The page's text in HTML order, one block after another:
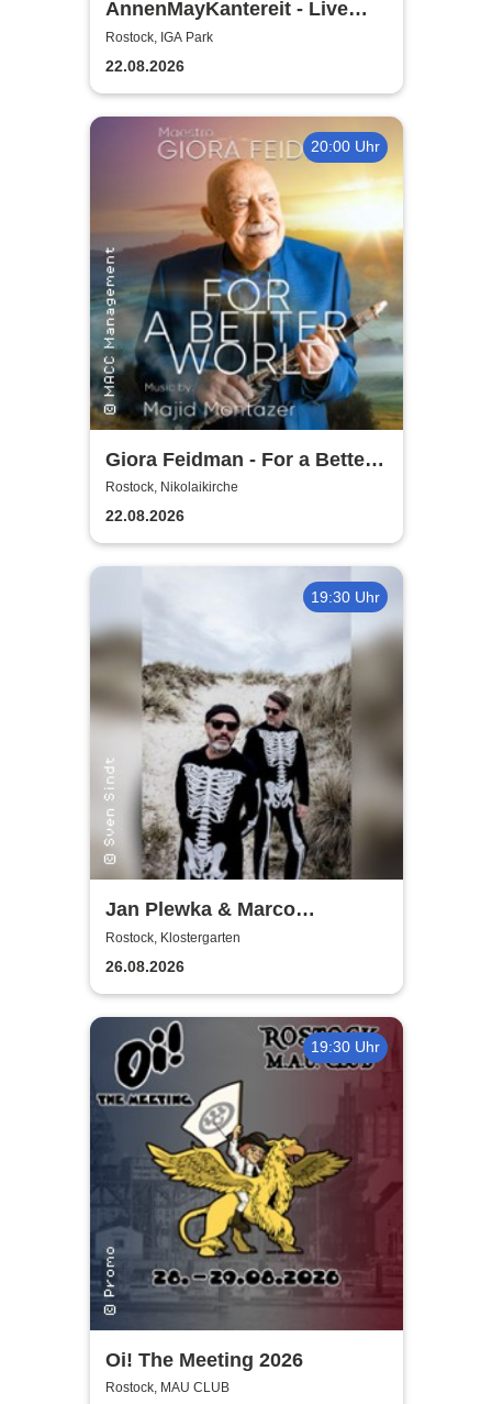
AnnenMayKantereit - Live
2026
Rostock, IGA Park
22.08.2026
20:00 Uhr
Giora Feidman - For a Better
World
Rostock, Nikolaikirche
22.08.2026
19:30 Uhr
Jan Plewka & Marco
Schmedtje - Between the
Lights
Rostock, Klostergarten
26.08.2026
19:30 Uhr
Oi! The Meeting 2026
Rostock, MAU CLUB